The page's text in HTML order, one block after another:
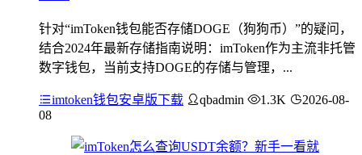
针对“imToken钱包能否存储DOGE（狗狗币）”的疑问，
结合2024年最新存储指南说明：imToken作为主流非托管
数字钱包，当前支持DOGE的存储与管理，...
imtoken钱包安卓版下载 qbadmin 1.3K
2026-08-
08